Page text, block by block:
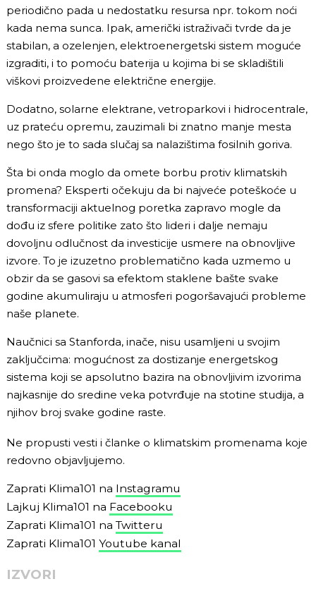
periodično pada u nedostatku resursa npr. tokom noći
kada nema sunca. Ipak, američki istraživači tvrde da je
stabilan, a ozelenjen, elektroenergetski sistem moguće
izgraditi, i to pomoću baterija u kojima bi se skladištili
viškovi proizvedene električne energije.
Dodatno, solarne elektrane, vetroparkovi i hidrocentrale,
uz prateću opremu, zauzimali bi znatno manje mesta
nego što je to sada slučaj sa nalazištima fosilnih goriva.
Šta bi onda moglo da omete borbu protiv klimatskih
promena? Eksperti očekuju da bi najveće poteškoće u
transformaciji aktuelnog poretka zapravo mogle da
dođu iz sfere politike zato što lideri i dalje nemaju
dovoljnu odlučnost da investicije usmere na obnovljive
izvore. To je izuzetno problematično kada uzmemo u
obzir da se gasovi sa efektom staklene bašte svake
godine akumuliraju u atmosferi pogoršavajući probleme
naše planete.
Naučnici sa Stanforda, inače, nisu usamljeni u svojim
zaključcima: mogućnost za dostizanje energetskog
sistema koji se apsolutno bazira na obnovljivim izvorima
najkasnije do sredine veka potvrđuje na stotine studija, a
njihov broj svake godine raste.
Ne propusti vesti i članke o klimatskim promenama koje
redovno objavljujemo.
Zaprati Klima101 na Instagramu
Lajkuj Klima101 na Facebooku
Zaprati Klima101 na Twitteru
Zaprati Klima101 Youtube kanal
IZVORI